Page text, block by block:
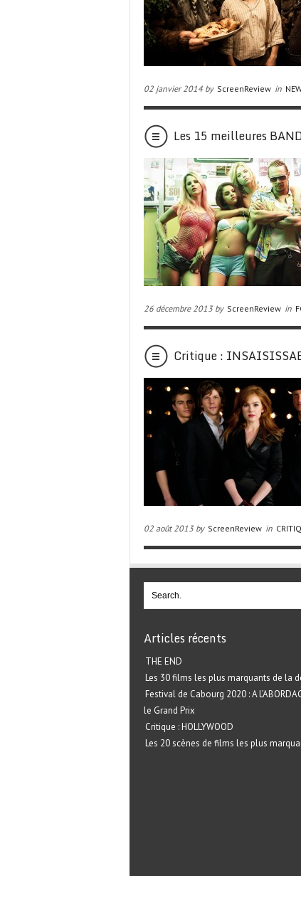
02 janvier 2014 by ScreenReview in
Les 15 meilleures
26 décembre 2013 by ScreenReview in
Critique :
02 août 2013 by ScreenReview in
Articles récents
THE END
Les 30 films les plus marquants de la
Festival de Cabourg 2020 : A
le Grand Prix
Critique : HOLLYWOOD
Les 20 scènes de films les plus